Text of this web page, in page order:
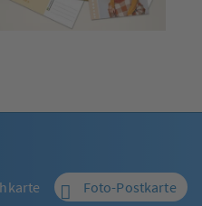
Foto-Postkarte